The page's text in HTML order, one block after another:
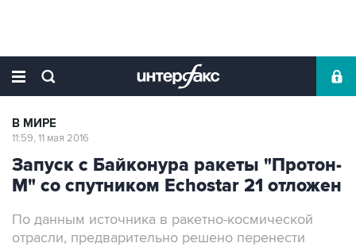
В МИРЕ
11:59, 11 мая 2016
Запуск с Байконура ракеты "Протон-
М" со спутником Echostar 21 отложен
По данным источника в ракетно-космической
отрасли, предварительно решено перенести